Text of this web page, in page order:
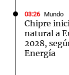
03:26 Mundo
Chipre
natural a
2028,
Energía